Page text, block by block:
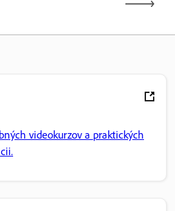
videokurzov a praktických